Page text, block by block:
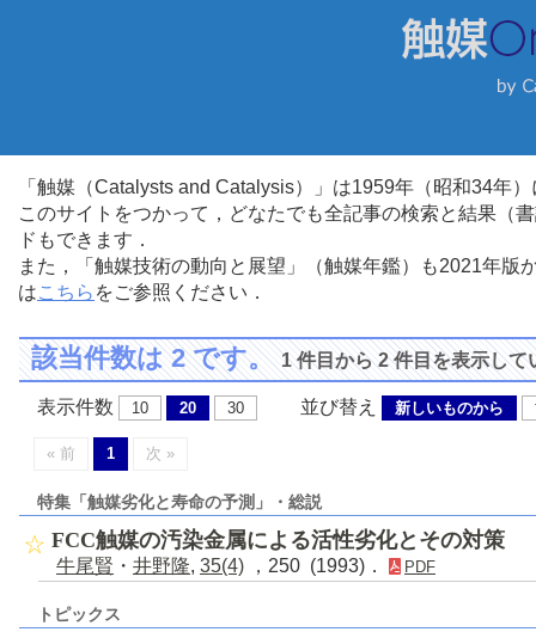
「触媒（Catalysts and Catalysis）」は1959年（昭和34年
このサイトをつかって，どなたでも全記事の検索と結果（
ドもできます．
また，「触媒技術の動向と展望」（触媒年鑑）も2021年
はこちら をご参照ください．
該当件数は 2 です。1 件目から 2 件目を表示して
表示件数 10 20 30 並び替え 新しいものから
« 前 1 次 »
特集「触媒劣化と寿命の予測」・総説
FCC触媒の汚染金属による活性劣化とその対策
牛尾賢 ・ 井野隆, 35(4) ，250 (1993)． PDF
トピックス